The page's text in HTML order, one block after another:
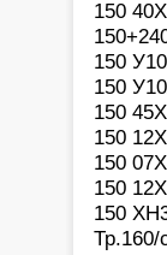
150
150
150
150
150
150
150
150
Тр.160/